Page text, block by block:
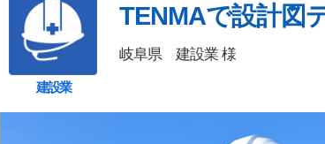
建設業
TENMAで設計図
岐阜県 建設業 様